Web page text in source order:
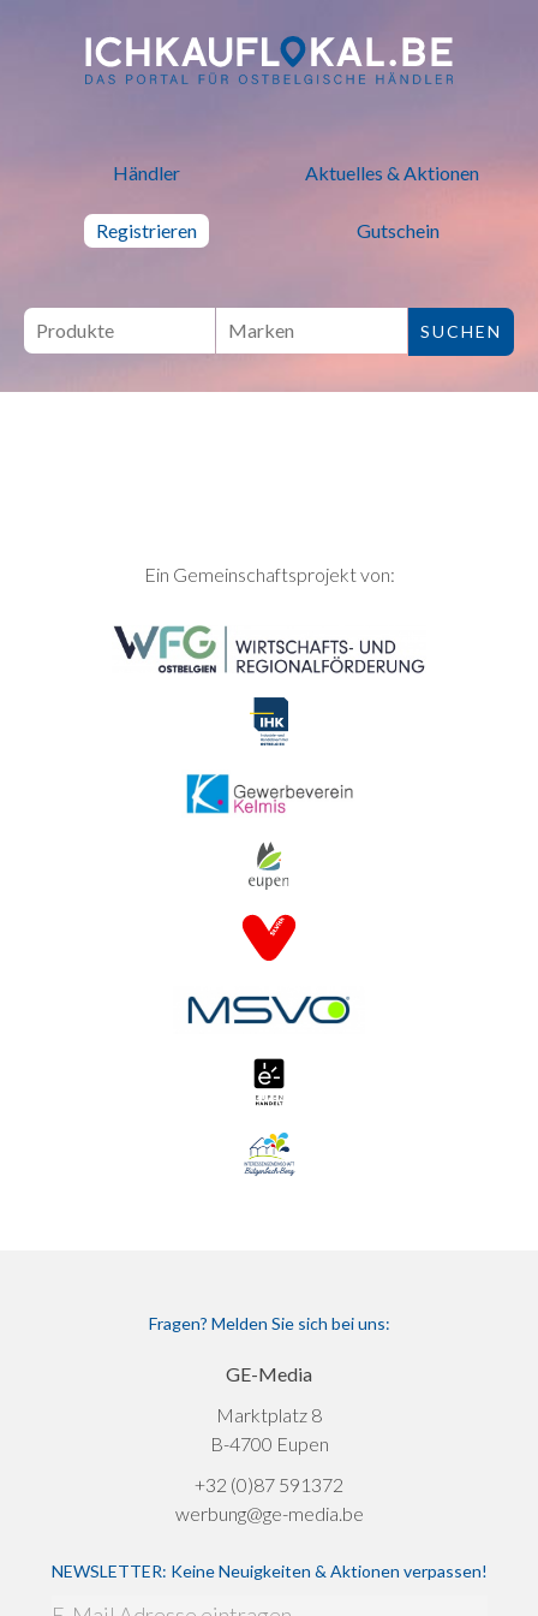
ich kauf lokal - Bei lokalen
Händler Aktuelles & Aktionen
Registrieren Gutschein
SEITENFUSSEin Gemeinschaftsprojekt von:
Fragen? Melden Sie sich bei uns:
GE-Media
Marktplatz 8
B-4700 Eupen
+32 (0)87 591372
werbung@ge-media.be
NEWSLETTER: Keine Neuigkeiten & Aktionen verpassen!